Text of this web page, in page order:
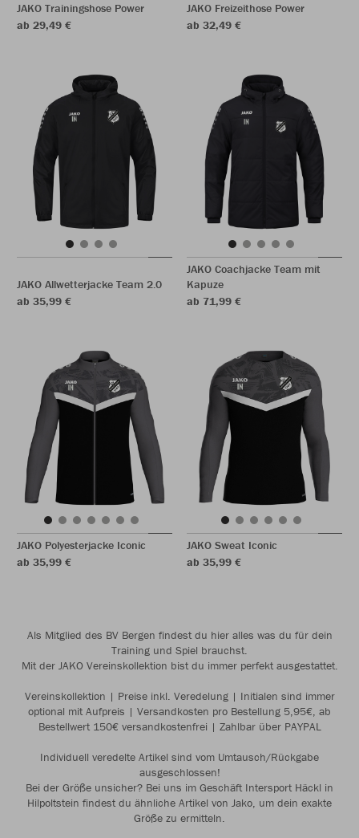
JAKO Trainingshose Power
ab 29,49 €
JAKO Freizeithose Power
ab 32,49 €
JAKO Allwetterjacke Team 2.0
ab 35,99 €
JAKO Coachjacke Team mit
Kapuze
ab 71,99 €
JAKO Polyesterjacke Iconic
ab 35,99 €
JAKO Sweat Iconic
ab 35,99 €
Als Mitglied des BV Bergen findest du hier alles was du für dein
Training und Spiel brauchst.
Mit der JAKO Vereinskollektion bist du immer perfekt ausgestattet.
Vereinskollektion | Preise inkl. Veredelung | Initialen sind immer
optional mit Aufpreis | Versandkosten pro Bestellung 5,95€, ab
Bestellwert 150€ versandkostenfrei | Zahlbar über PAYPAL
Individuell veredelte Artikel sind vom Umtausch/Rückgabe
ausgeschlossen!
Bei der Größe unsicher? Bei uns im Geschäft Intersport Häckl in
Hilpoltstein findest du ähnliche Artikel von Jako, um dein exakte
Größe zu ermitteln.